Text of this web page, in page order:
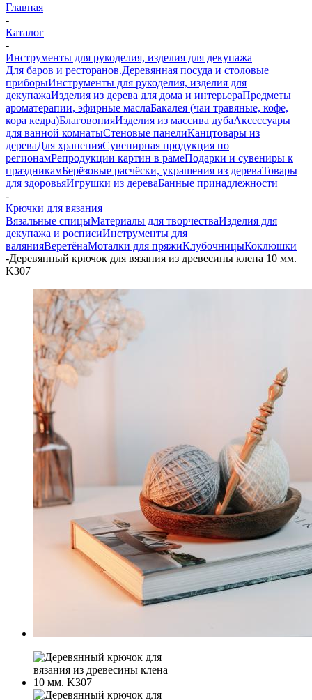
Главная
-
Каталог
-
Инструменты для рукоделия, изделия для декупажа
Для баров и ресторанов.Деревянная посуда и столовые
приборыИнструменты для рукоделия, изделия для
декупажаИзделия из дерева для дома и интерьераПредметы
ароматерапии, эфирные маслаБакалея (чаи травяные, кофе,
кора кедра)БлаговонияИзделия из массива дубаАксессуары
для ванной комнатыСтеновые панелиКанцтовары из
дереваДля храненияСувенирная продукция по
регионамРепродукции картин в рамеПодарки и сувениры к
праздникамБерёзовые расчёски, украшения из дереваТовары
для здоровьяИгрушки из дереваБанные принадлежности
-
Крючки для вязания
Вязальные спицыМатериалы для творчестваИзделия для
декупажа и росписиИнструменты для
валянияВеретёнаМоталки для пряжиКлубочницыКоклюшки
-Деревянный крючок для вязания из древесины клена 10 мм.
K307